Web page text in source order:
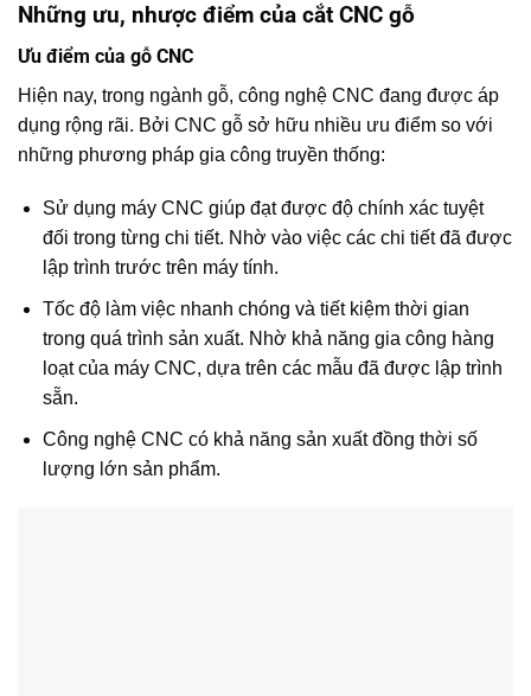
Những ưu, nhược điểm của cắt CNC gỗ
Ưu điểm của gỗ CNC
Hiện nay, trong ngành gỗ, công nghệ CNC đang được áp
dụng rộng rãi. Bởi CNC gỗ sở hữu nhiều ưu điểm so với
những phương pháp gia công truyền thống:
Sử dụng máy CNC giúp đạt được độ chính xác tuyệt
đối trong từng chi tiết. Nhờ vào việc các chi tiết đã được
lập trình trước trên máy tính.
Tốc độ làm việc nhanh chóng và tiết kiệm thời gian
trong quá trình sản xuất. Nhờ khả năng gia công hàng
loạt của máy CNC, dựa trên các mẫu đã được lập trình
sẵn.
Công nghệ CNC có khả năng sản xuất đồng thời số
lượng lớn sản phẩm.